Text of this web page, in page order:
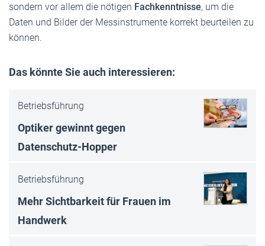
sondern vor allem die nötigen Fachkenntnisse, um die
Daten und Bilder der Messinstrumente korrekt beurteilen zu
können.
Das könnte Sie auch interessieren:
Betriebsführung
Optiker gewinnt gegen
Datenschutz-Hop­per
Betriebsführung
Mehr Sichtbarkeit für Frauen im
Handwerk